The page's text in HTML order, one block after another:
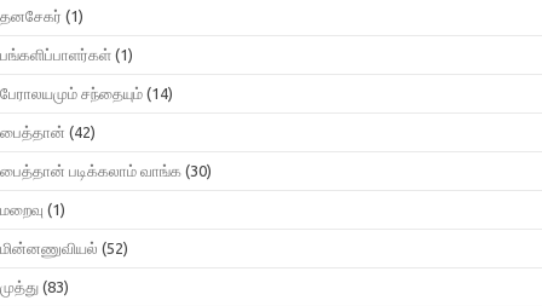
தனசேகர் (1)
பங்களிப்பாளர்கள் (1)
பேராலயமும் சந்தையும் (14)
பைத்தான் (42)
பைத்தான் படிக்கலாம் வாங்க (30)
மறைவு (1)
மின்னணுவியல் (52)
முத்து (83)